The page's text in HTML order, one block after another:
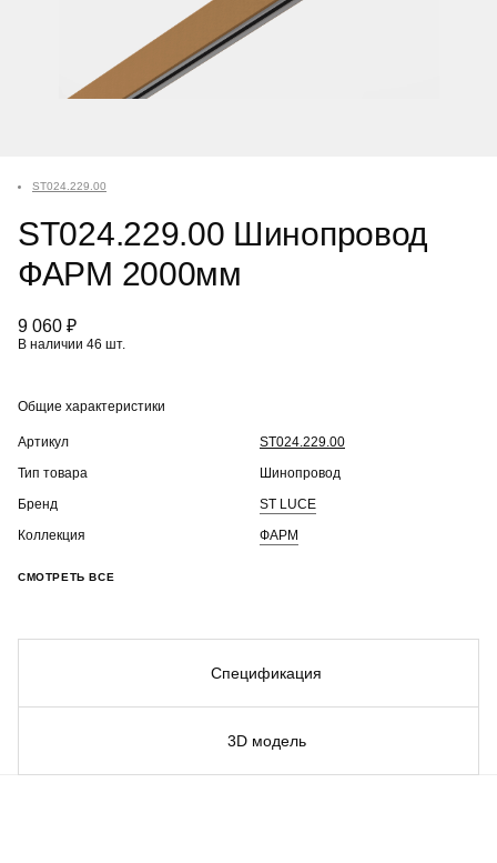
ST024.229.00
ST024.229.00 Шинопровод
ФАРМ 2000мм
9 060 ₽
В наличии 46 шт.
Общие характеристики
Артикул
ST024.229.00
Тип товара
Шинопровод
Бренд
ST LUCE
Коллекция
ФАРМ
СМОТРЕТЬ ВСЕ
Спецификация
3D модель